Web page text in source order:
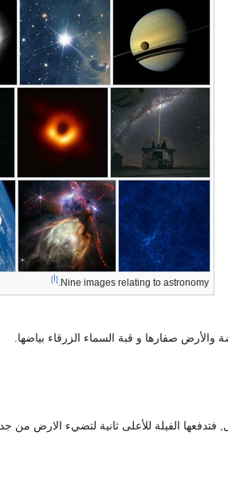
Nine images relating to astronomy. [أ]
والأرض صفارها و قبة السماء الزرقاء بياضها.
الفيلة للأعلى ثانية لتضيء الارض من